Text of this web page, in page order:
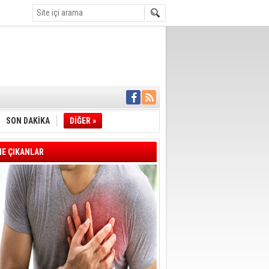
ALINACAK
TAHLİYE
DERNEĞİ
ÇİZGİMİZ
ALANA
KARARTMA
VERİLDİ
VELİ AĞBABA
SON DAKİKA DİĞER »
ÇIKANLAR